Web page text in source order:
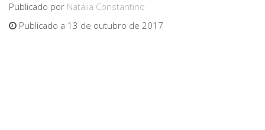
Publicado por Natália Constantino
Publicado a 13 de outubro de 2017